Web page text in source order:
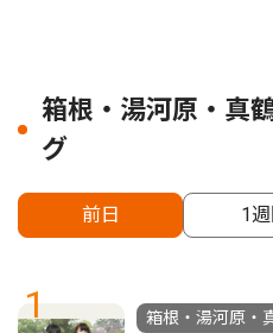
箱根・湯河原・真
グ
前日 1
1
箱根・湯河原・